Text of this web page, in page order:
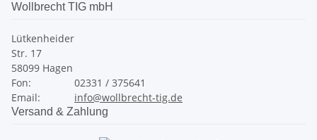
Wollbrecht TIG mbH
Lütkenheider
Str. 17
58099 Hagen
Fon:
02331 / 375641
Email:
info@wollbrecht-tig.de
Versand & Zahlung